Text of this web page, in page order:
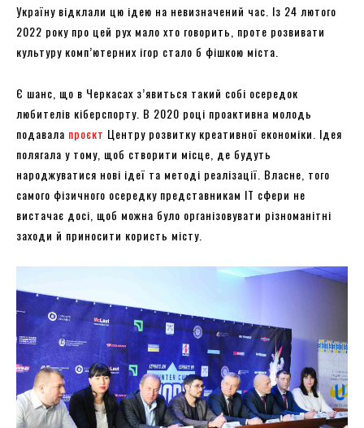
Україну відклали цю ідею на невизначений час. Із 24 лютого
2022 року про цей рух мало хто говорить, проте розвивати
культуру комп’ютерних ігор стало б фішкою міста.
Є шанс, що в Черкасах з’явиться такий собі осередок
любителів кіберспорту. В 2020 році проактивна молодь
подавала проєкт Центру розвитку креативної економіки. Ідея
полягала у тому, щоб створити місце, де будуть
народжуватися нові ідеї та методі реалізації. Власне, того
самого фізичного осередку представникам ІТ сфери не
вистачає досі, щоб можна було організовувати різноманітні
заходи й приносити користь місту.